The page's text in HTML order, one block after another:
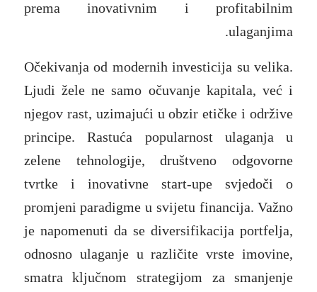
prema inovativnim i profitabilnim
ulaganjima.
Očekivanja od modernih investicija su velika.
Ljudi žele ne samo očuvanje kapitala, već i
njegov rast, uzimajući u obzir etičke i održive
principe. Rastuća popularnost ulaganja u
zelene tehnologije, društveno odgovorne
tvrtke i inovativne start-upe svjedoči o
promjeni paradigme u svijetu financija. Važno
je napomenuti da se diversifikacija portfelja,
odnosno ulaganje u različite vrste imovine,
smatra ključnom strategijom za smanjenje